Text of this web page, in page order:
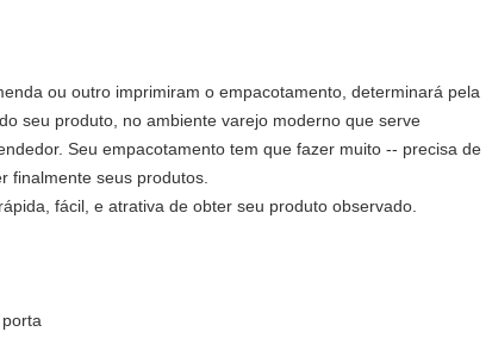
ou outro imprimiram o empacotamento, determinará pela
seu produto, no ambiente varejo moderno que serve
Seu empacotamento tem que fazer muito -- precisa de
finalmente seus produtos.
fácil, e atrativa de obter seu produto observado.